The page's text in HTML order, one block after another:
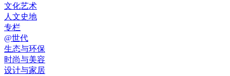
文化艺术
人文史地
专栏
@世代
生态与环保
时尚与美容
设计与家居